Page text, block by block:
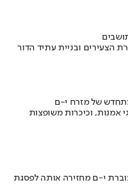
הצעירים ובניית עתיד הדור
של מזרח י-ם
אמנות, וכיכרות משופצות
י-ם מחזירה אותה לפסגת